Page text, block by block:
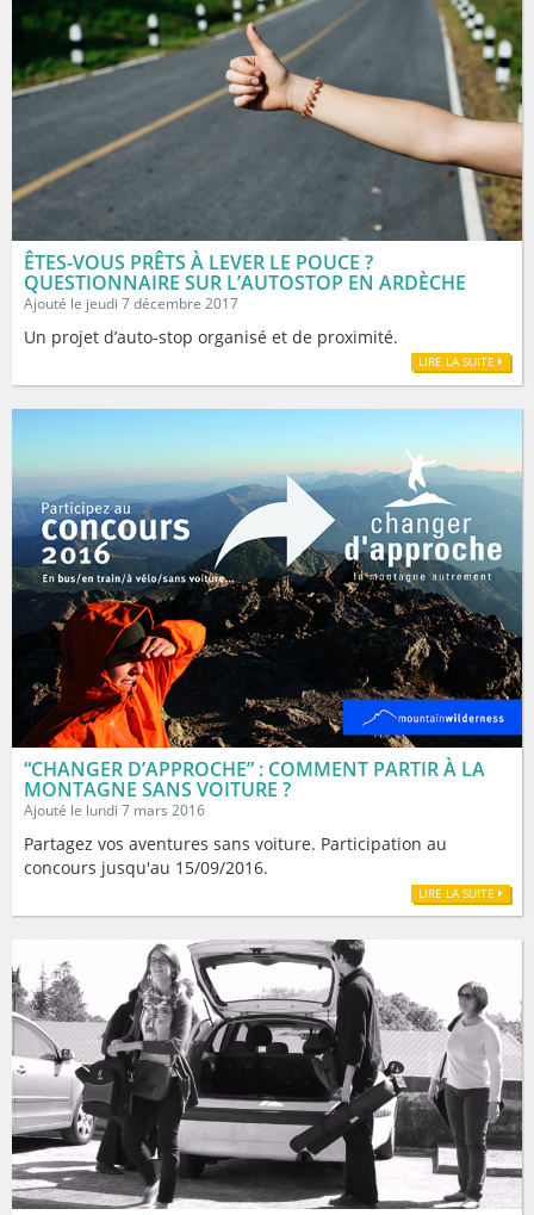
ÊTES-VOUS PRÊTS À LEVER LE POUCE ?
QUESTIONNAIRE SUR L’AUTOSTOP EN ARDÈCHE
Ajouté le jeudi 7 décembre 2017
Un projet d’auto-stop organisé et de proximité.
LIRE LA SUITE
“CHANGER D’APPROCHE” : COMMENT PARTIR À LA
MONTAGNE SANS VOITURE ?
Ajouté le lundi 7 mars 2016
Partagez vos aventures sans voiture. Participation au
concours jusqu'au 15/09/2016.
LIRE LA SUITE